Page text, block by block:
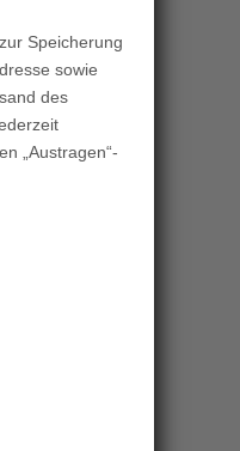
Speicherung
sowie
des
„Austragen“-